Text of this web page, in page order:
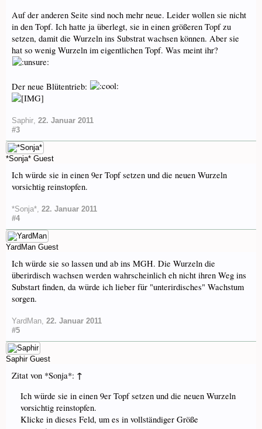
Auf der anderen Seite sind noch mehr neue. Leider wollen sie nicht
in den Topf. Ich hatte ja überlegt, sie in einen größeren Topf zu
setzen, damit die Wurzeln ins Substrat wachsen können. Aber sie
hat so wenig Wurzeln im eigentlichen Topf. Was meint ihr?
Der neue Blütentrieb:
Saphir, 22. Januar 2011
#3
*Sonja* Guest
Ich würde sie in einen 9er Topf setzen und die neuen Wurzeln
vorsichtig reinstopfen.
*Sonja*, 22. Januar 2011
#4
YardMan Guest
Ich würde sie so lassen und ab ins MGH. Die Wurzeln die
überirdisch wachsen werden wahrscheinlich eh nicht ihren Weg ins
Substart finden, da würde ich lieber für "unterirdisches" Wachstum
sorgen.
YardMan, 22. Januar 2011
#5
Saphir Guest
Zitat von *Sonja*: ↑
Ich würde sie in einen 9er Topf setzen und die neuen Wurzeln
vorsichtig reinstopfen.
Klicke in dieses Feld, um es in vollständiger Größe